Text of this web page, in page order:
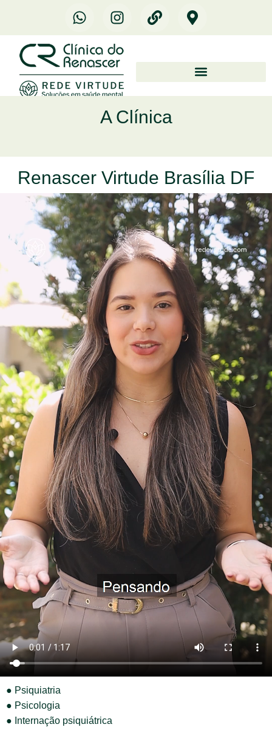
A Clínica
Renascer Virtude Brasília DF
● Psiquiatria
● Psicologia
● Internação psiquiátrica